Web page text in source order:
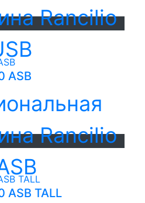
Rancilio
ASB
Rancilio
ASB TALL